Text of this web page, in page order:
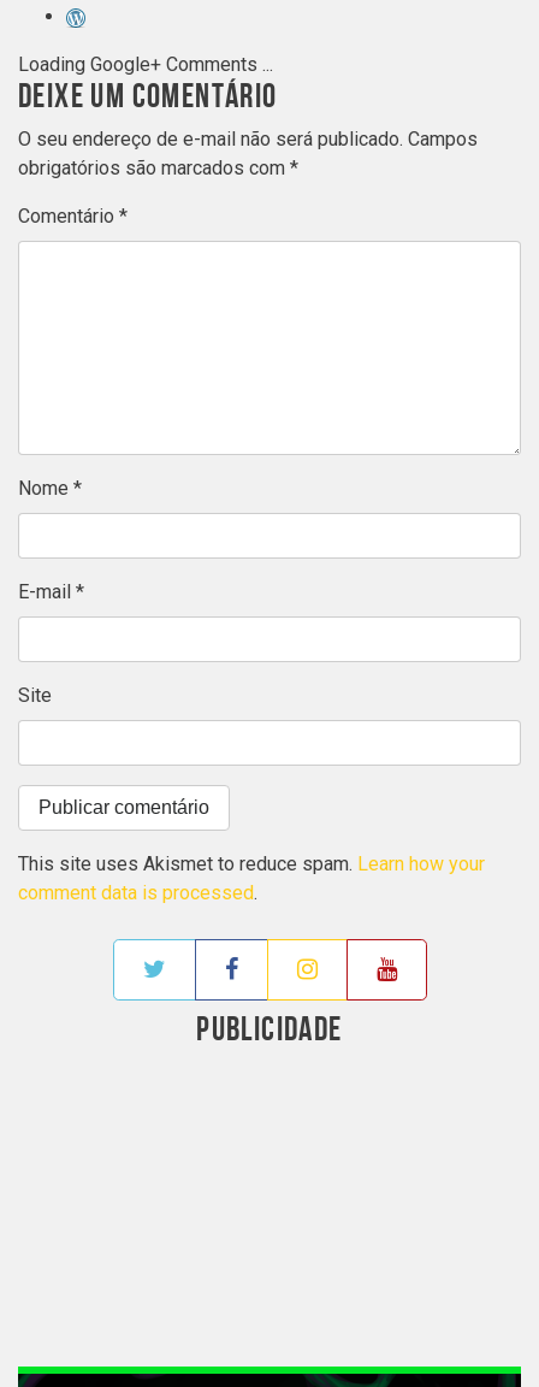
Loading Google+ Comments ...
DEIXE UM COMENTÁRIO
O seu endereço de e-mail não será publicado. Campos
obrigatórios são marcados com *
Comentário *
Nome *
E-mail *
Site
This site uses Akismet to reduce spam. Learn how your
comment data is processed.
PUBLICIDADE